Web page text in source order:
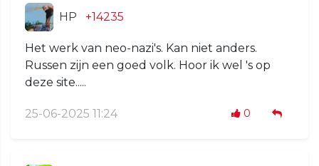
HP +14235
Het werk van neo-nazi's. Kan niet anders.
Russen zijn een goed volk. Hoor ik wel 's op
deze site.....
25-06-2025 11:24 0